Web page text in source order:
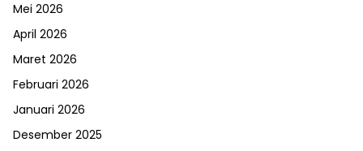
Mei 2026
April 2026
Maret 2026
Februari 2026
Januari 2026
Desember 2025